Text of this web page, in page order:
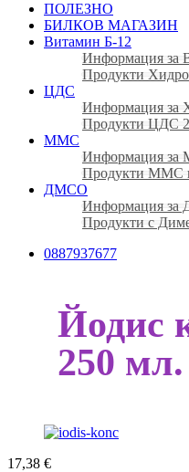
ПОЛЕЗНО
БИЛКОВ МАГАЗИН
Витамин Б-12
Информация за
Продукти
ЦДС
Информация за
Продукти ЦДС
ММС
Информация
Продукти
ДМСО
Информация
Продукти с
0887937677
Йодис
250 мл.
17,38 €